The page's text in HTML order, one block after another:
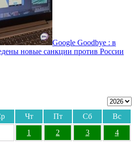
Google Goodbye : в
новые санкции против России
Чт Пт Сб
Вс
1
2 3 4